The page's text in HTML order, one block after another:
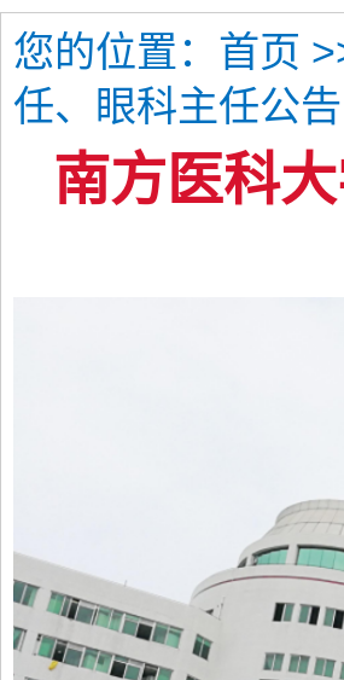
您的位置： 首页
任、眼科主任公告
南方医科